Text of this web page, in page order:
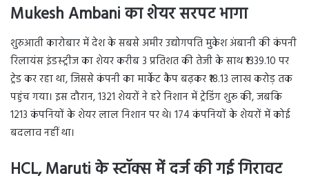
Mukesh Ambani का शेयर सरपट भागा
शुरुआती कारोबार में देश के सबसे अमीर उद्योगपति मुकेश अंबानी की कंपनी
रिलायंस इंडस्ट्रीज का शेयर करीब 3 प्रतिशत की तेजी के साथ ₹1339.10 पर
ट्रेड कर रहा था, जिससे कंपनी का मार्केट कैप बढ़कर ₹18.13 लाख करोड़ तक
पहुंच गया। इस दौरान, 1321 शेयरों ने हरे निशान में ट्रेडिंग शुरू की, जबकि
1213 कंपनियों के शेयर लाल निशान पर थे। 174 कंपनियों के शेयरों में कोई
बदलाव नहीं था।
HCL, Maruti के स्टॉक्स में दर्ज की गई गिरावट